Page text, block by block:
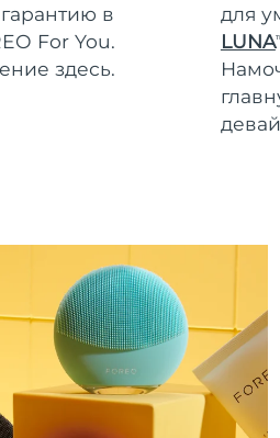
в
For You.
здесь.
для
LUNA